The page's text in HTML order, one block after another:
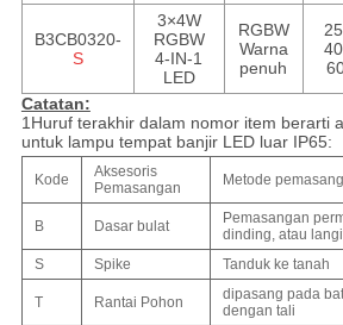
B3CB0320-
S
3×4W
RGBW
4-IN-1
LED
RGBW
Warna
penuh
Catatan:
1Huruf terakhir dalam nomor item berarti
untuk lampu tempat banjir LED luar IP65:
Kode
Aksesoris
Pemasangan
Metode
B Dasar bulat
Pemasangan
dinding, atau
S
Spike Tanduk ke tanah
T Rantai Pohon
dipasang pada
dengan tali